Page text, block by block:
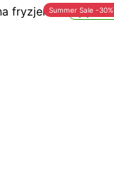
Wysyłka 24h
Summer Sale -30%